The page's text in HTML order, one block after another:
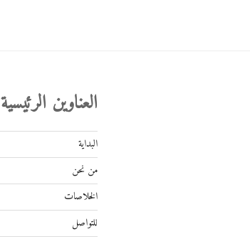
العناوين الرئيسية
البداية
من نحن
الخلاصات
للتواصل